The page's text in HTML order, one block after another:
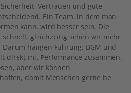
Vertrauen und gute
Ein Team, in dem man
kann, wird besser sein. Die
gleichzeitig sehen wir mehr
hängen Führung, BGM und
direkt mit Performance zusammen.
aber wir können
damit Menschen gerne bei